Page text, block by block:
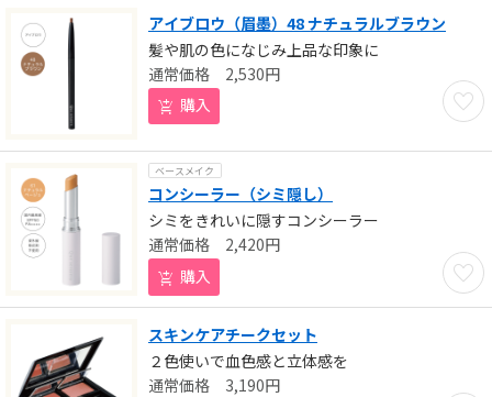
アイブロウ（眉墨）48 ナチュラルブラウン
髪や肌の色になじみ上品な印象に
お気
2,530円
購入
ベースメイク
コンシーラー（シミ隠し）
シミをきれいに隠すコンシーラー
お気
2,420円
購入
スキンケアチークセット
２色使いで血色感と立体感を
3,190円